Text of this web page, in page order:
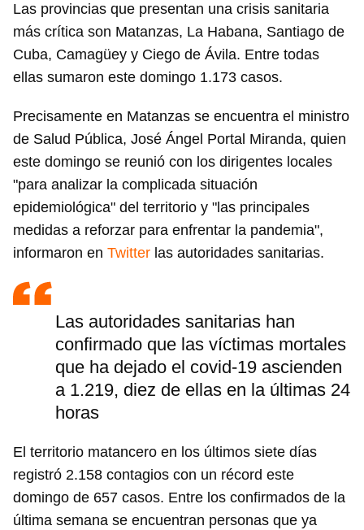
Las provincias que presentan una crisis sanitaria
más crítica son Matanzas, La Habana, Santiago de
Cuba, Camagüey y Ciego de Ávila. Entre todas
ellas sumaron este domingo 1.173 casos.
Precisamente en Matanzas se encuentra el ministro
de Salud Pública, José Ángel Portal Miranda, quien
este domingo se reunió con los dirigentes locales
"para analizar la complicada situación
epidemiológica" del territorio y "las principales
medidas a reforzar para enfrentar la pandemia",
informaron en Twitter las autoridades sanitarias.
Las autoridades sanitarias han
confirmado que las víctimas mortales
que ha dejado el covid-19 ascienden
a 1.219, diez de ellas en la últimas 24
horas
El territorio matancero en los últimos siete días
registró 2.158 contagios con un récord este
domingo de 657 casos. Entre los confirmados de la
última semana se encuentran personas que ya